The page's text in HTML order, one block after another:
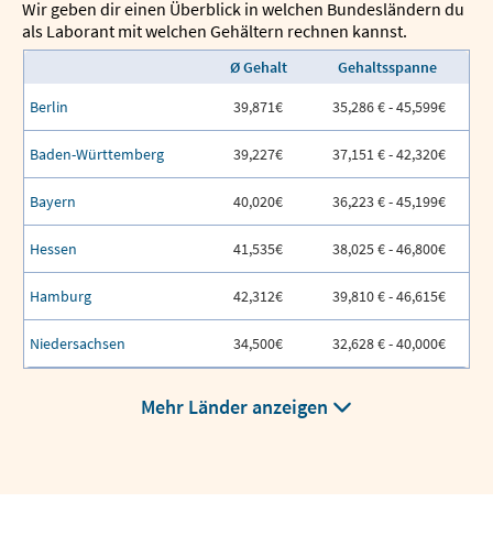
Wir geben dir einen Überblick in welchen Bundesländern du
als Laborant mit welchen Gehältern rechnen kannst.
Ø Gehalt
Gehaltsspanne
Berlin
39,871€ 35,286 € - 45,599€
Baden-Württemberg 39,227€ 37,151 € - 42,320€
Bayern 40,020€ 36,223 € - 45,199€
Hessen 41,535€ 38,025 € - 46,800€
Hamburg 42,312€ 39,810 € - 46,615€
Niedersachsen 34,500€ 32,628 € - 40,000€
Mehr Länder anzeigen